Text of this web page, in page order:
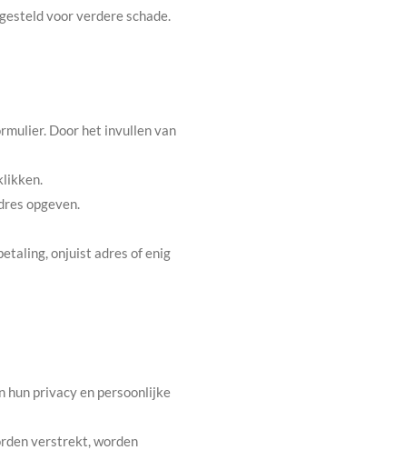
voor verdere schade.
Door het invullen van
opgeven.
onjuist adres of enig
hun privacy en persoonlijke
verstrekt, worden